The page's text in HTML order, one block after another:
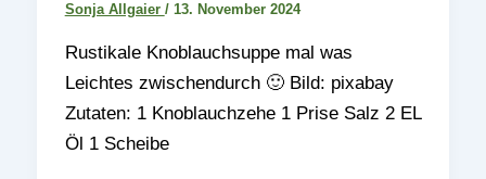
Sonja Allgaier / 13. November 2024
Rustikale Knoblauchsuppe mal was
Leichtes zwischendurch 🙂 Bild: pixabay
Zutaten: 1 Knoblauchzehe 1 Prise Salz 2 EL
Öl 1 Scheibe